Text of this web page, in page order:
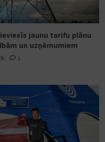
jaunu tarifu plānu
un uzņēmumiem
1